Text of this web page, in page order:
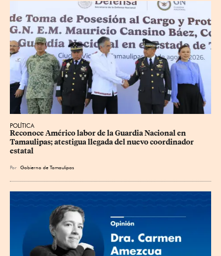
POLÍTICA
Reconoce Américo labor de la Guardia Nacional en
Tamaulipas; atestigua llegada del nuevo coordinador
estatal
Por Gobierno de Tamaulipas